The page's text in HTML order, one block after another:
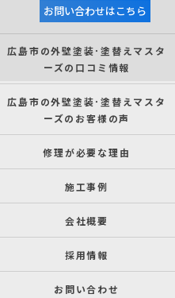
お問い合わせはこちら
広島市の外壁塗装･塗替えマスタ
ーズの口コミ情報
広島市の外壁塗装･塗替えマスタ
ーズのお客様の声
修理が必要な理由
施工事例
会社概要
採用情報
お問い合わせ